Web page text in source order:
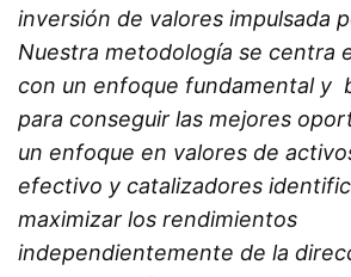
inversión de valores impulsada
Nuestra metodología se centra
con un enfoque fundamental y
para conseguir las mejores
un enfoque en valores de
efectivo y catalizadores
maximizar los rendimientos
independientemente de la